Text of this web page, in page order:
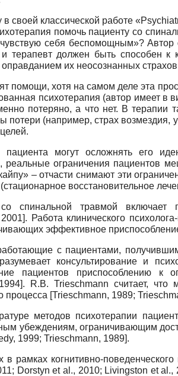
своей классической работе
помочь пациенту со
себя беспомощным»?
должен быть способен к
их неосознанных
помощи, хотя на самом деле эта
психотерапия (автор имеет
потеряно, а что нет. В терапии
(например, страх возмездия,
могут осложнять его
реальные ограничения пациентов
– отчасти снимают эти
восстановительное
спинальной травмой включает
Работа клинического
эффективное
с пациентами,
консультирование и
пациентов приспособлению
R.B. Trieschmann считает,
[Trieschmann, 1989;
методов психотерапии
убеждениям, ограничивающим
1999; Trieschmann, 1989].
рамках когнитивно-
Dorstyn et al., 2010; Livingston et